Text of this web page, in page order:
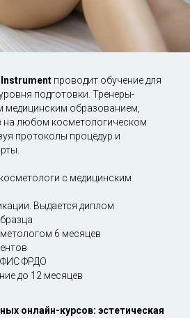
проводит обучение для
подготовки. Тренеры-
образованием,
на любом косметологическом
протоколы процедур и
с медицинским
Выдается диплом
6 месяцев
ФИС ФРДО
до 12 месяцев
онлайн-курсов: эстетическая